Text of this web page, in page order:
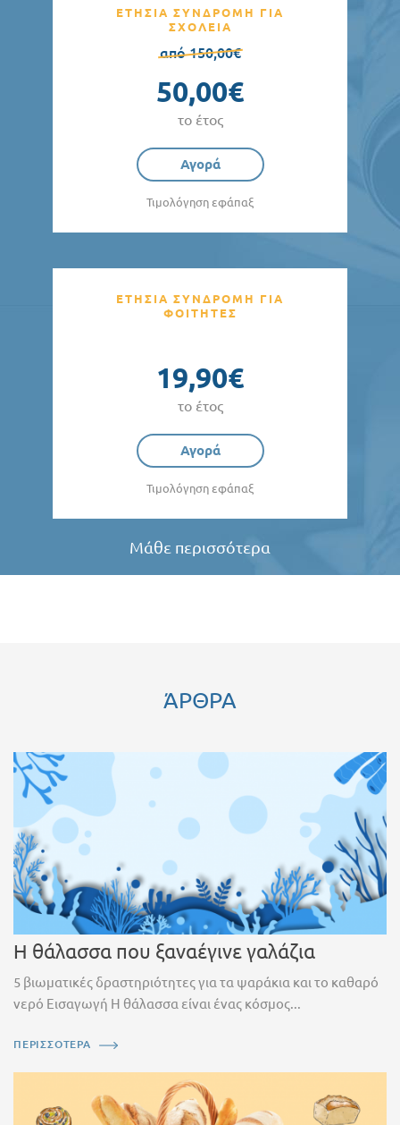
ΕΤΗΣΙΑ ΣΥΝΔΡΟΜΗ ΓΙΑ
ΣΧΟΛΕΙΑ
από 150,00€
50,00€
το έτος
Αγορά
Τιμολόγηση εφάπαξ
ΕΤΗΣΙΑ ΣΥΝΔΡΟΜΗ ΓΙΑ
ΦΟΙΤΗΤΕΣ
19,90€
το έτος
Αγορά
Τιμολόγηση εφάπαξ
Μάθε περισσότερα
ΆΡΘΡΑ
Η θάλασσα που ξαναέγινε γαλάζια
5 βιωματικές δραστηριότητες για τα ψαράκια και το καθαρό
νερό Εισαγωγή Η θάλασσα είναι ένας κόσμος...
ΠΕΡΙΣΣΟΤΕΡΑ